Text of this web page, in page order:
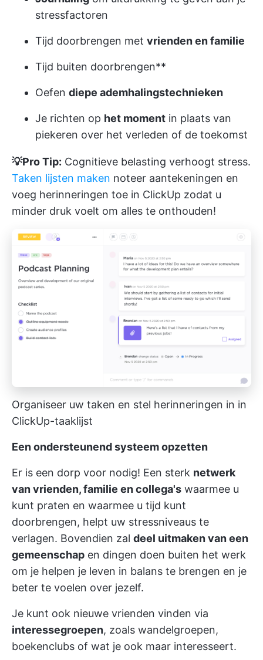
stressfactoren
Tijd doorbrengen met vrienden en familie
Tijd buiten doorbrengen**
Oefen diepe ademhalingstechnieken
Je richten op het moment in plaats van
piekeren over het verleden of de toekomst
💡Pro Tip: Cognitieve belasting verhoogt stress.
Taken lijsten maken noteer aantekeningen en
voeg herinneringen toe in ClickUp zodat u
minder druk voelt om alles te onthouden!
Organiseer uw taken en stel herinneringen in in
ClickUp-taaklijst
Een ondersteunend systeem opzetten
Er is een dorp voor nodig! Een sterk netwerk
van vrienden, familie en collega's waarmee u
kunt praten en waarmee u tijd kunt
doorbrengen, helpt uw stressniveaus te
verlagen. Bovendien zal deel uitmaken van een
gemeenschap en dingen doen buiten het werk
om je helpen je leven in balans te brengen en je
beter te voelen over jezelf.
Je kunt ook nieuwe vrienden vinden via
interessegroepen, zoals wandelgroepen,
boekenclubs of wat je ook maar interesseert.